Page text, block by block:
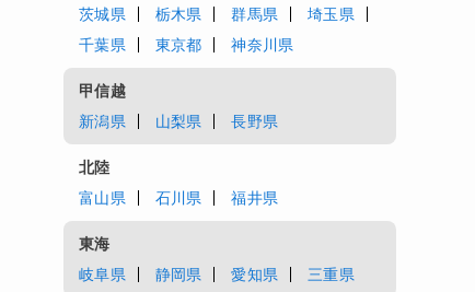
茨城県
栃木県 群馬県
埼玉県
千葉県
東京都 神奈川県
甲信越
新潟県
山梨県 長野県
北陸
富山県
石川県 福井県
東海
岐阜県
静岡県 愛知県 三重県